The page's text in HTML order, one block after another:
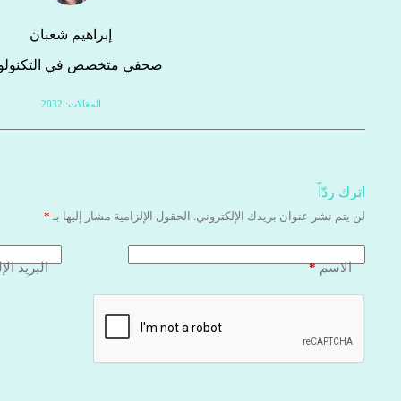
إبراهيم شعبان
صحفي متخصص في
المقالات: 2032
اترك ردّاً
لن يتم نشر عنوان بريدك الإلكتروني. الحقول الإلزامية مشار إليها بـ *
الاسم* البريد